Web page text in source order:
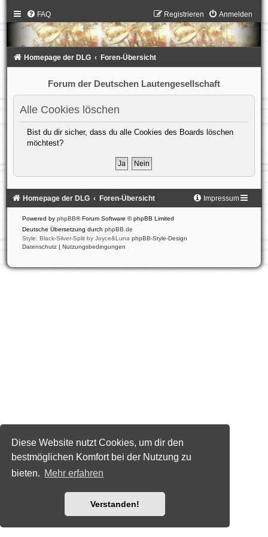
Diese Website nutzt Cookies, um dir den
bestmöglichen Komfort bei der Nutzung zu
bieten. Mehr erfahren
Verstanden!
FAQ Anmelden
Registrieren
Homepage der DLG Foren-Übersicht
Forum der Deutschen Lautengesellschaft
Alle Cookies löschen
Bist du dir sicher, dass du alle Cookies des Boards löschen
möchtest?
Homepage der DLG Foren-Übersicht Impressum
Powered by phpBB® Forum Software © phpBB Limited
Deutsche Übersetzung durch phpBB.de
Style: Black-Silver-Split by Joyce&Luna phpBB-Style-Design
Datenschutz | Nutzungsbedingungen